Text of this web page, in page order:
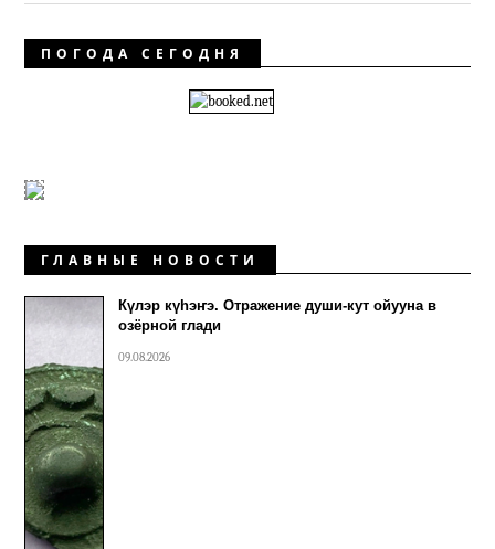
ПОГОДА СЕГОДНЯ
ГЛАВНЫЕ НОВОСТИ
Күлэр күhэҥэ. Отражение души-кут ойууна в
озёрной глади
09.08.2026